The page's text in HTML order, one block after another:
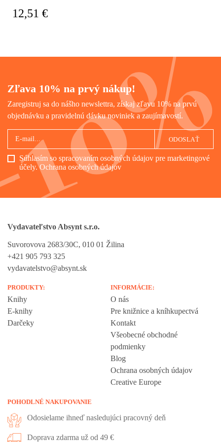
Čo spája tieto dva odlišné
12,51 €
Zľava 10% na prvý nákup!
Zaregistruj sa do nášho newslettra, získaj zľavu 10% na prvú
objednávku a pravidelnú dávku noviniek a zaujímavostí.
Súhlasím so spracovaním osobných údajov pre marketingové
účely.Ochrana osobných údajov
ODOSLAŤ
Vydavateľstvo Absynt s.r.o.
Suvorovova 2683/30C, 010 01 Žilina
+421 905 793 325
vydavatelstvo@absynt.sk
PRODUKTY:
Knihy
E-knihy
Darčeky
INFORMÁCIE:
O nás
Pre knižnice a kníhkupectvá
Kontakt
Všeobecné obchodné
podmienky
Blog
Ochrana osobných údajov
Creative Europe
POHODLNÉ NAKUPOVANIE
Odosielame ihneď nasledujúci pracovný deň
Doprava zdarma už od 49 €